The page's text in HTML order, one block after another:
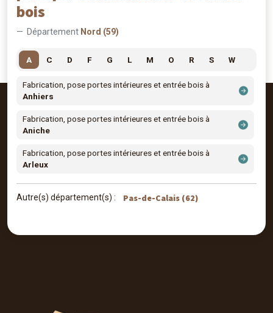
bois
Département Nord (59)
A C D F G L M O R S W
Fabrication, pose portes intérieures et entrée bois à
Anhiers
Fabrication, pose portes intérieures et entrée bois à
Aniche
Fabrication, pose portes intérieures et entrée bois à
Arleux
Autre(s) département(s) : Pas-de-Calais (62)